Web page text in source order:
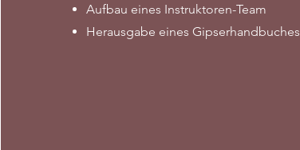
Aufbau eines Instruktoren-Team
Herausgabe eines Gipserhandbuches